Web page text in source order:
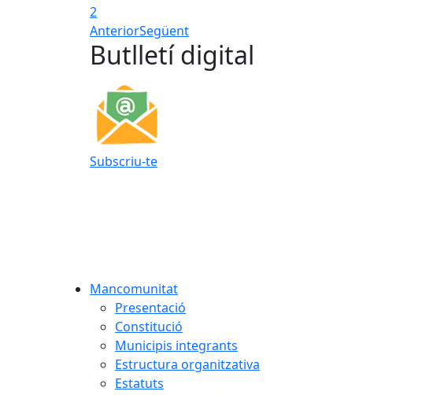
2
AnteriorSegüent
Butlletí digital
Subscriu-te
Mancomunitat
Presentació
Constitució
Municipis integrants
Estructura organitzativa
Estatuts